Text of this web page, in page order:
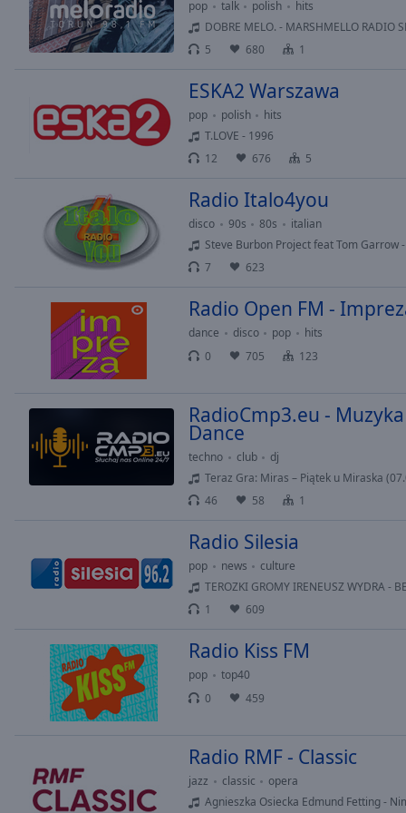
dialog
window.
pop talk polish
hits
DOBRE MELO. - MARSHMELLO RADIO
5
680 1
ESKA2 Warszawa
pop polish
hits
T.LOVE - 1996
12
676 5
Radio Italo4you
disco 90s 80s
italian
Steve Burbon Project feat Tom Garrow
7
623
Radio Open FM -
dance disco pop
hits
0
705 123
RadioCmp3.eu -
Dance
techno club
dj
Teraz Gra: Miras – Piątek u Miraska
46
58 1
Radio Silesia
pop news
culture
TEROZKI GROMY IRENEUSZ WYDRA -
1
609
Radio Kiss FM
pop
top40
0
459
Radio RMF - Classic
jazz classic
opera
Agnieszka Osiecka Edmund Fetting -